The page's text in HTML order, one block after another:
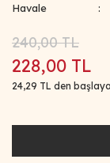
Havale
240,00 TL
228,00 TL
24,29 TL den